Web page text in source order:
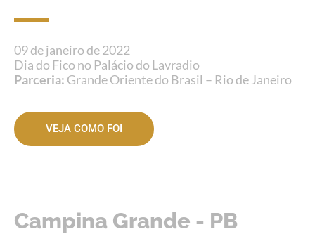
09 de janeiro de 2022
Dia do Fico no Palácio do Lavradio
Parceria: Grande Oriente do Brasil – Rio de Janeiro
VEJA COMO FOI
Campina Grande - PB